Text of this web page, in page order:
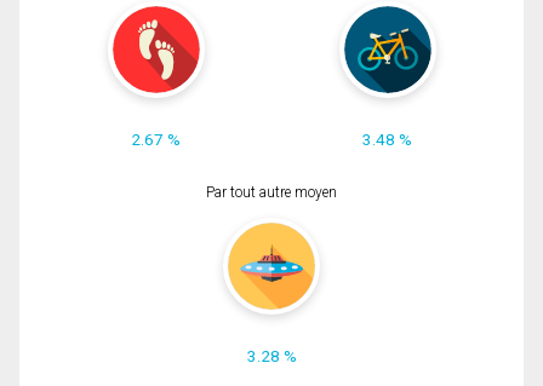
2.67 % 3.48 %
Par tout autre moyen
3.28 %